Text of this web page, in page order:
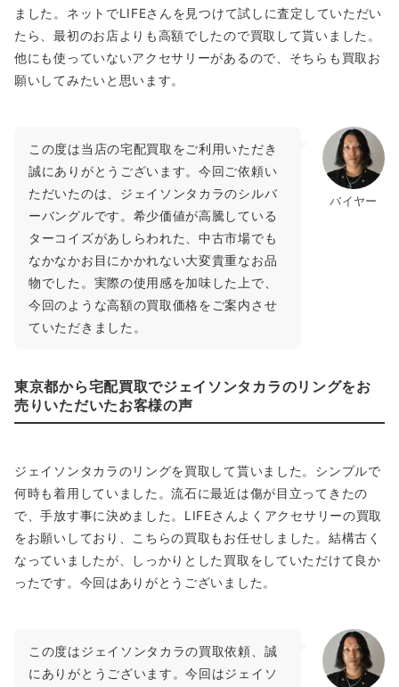
ました。ネットでLIFEさんを見つけて試しに査定していただい
たら、最初のお店よりも高額でしたので買取して貰いました。
他にも使っていないアクセサリーがあるので、そちらも買取お
願いしてみたいと思います。
バイヤー
この度は当店の宅配買取をご利用いただき
誠にありがとうございます。今回ご依頼い
ただいたのは、ジェイソンタカラのシルバ
ーバングルです。希少価値が高騰している
ターコイズがあしらわれた、中古市場でも
なかなかお目にかかれない大変貴重なお品
物でした。実際の使用感を加味した上で、
今回のような高額の買取価格をご案内させ
ていただきました。
東京都から宅配買取でジェイソンタカラのリングをお
売りいただいたお客様の声
ジェイソンタカラのリングを買取して貰いました。シンプルで
何時も着用していました。流石に最近は傷が目立ってきたの
で、手放す事に決めました。LIFEさんよくアクセサリーの買取
をお願いしており、こちらの買取もお任せしました。結構古く
なっていましたが、しっかりとした買取をしていただけて良か
ったです。今回はありがとうございました。
この度はジェイソンタカラの買取依頼、誠
にありがとうございます。今回はジェイソ